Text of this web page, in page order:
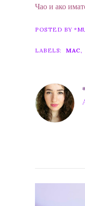
Чао и ако
POSTED BY
LABELS: MAC,